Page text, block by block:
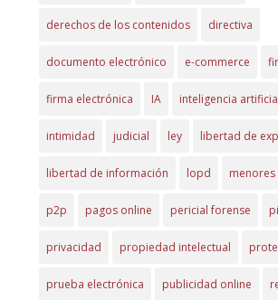
derechos de los contenidos directiva
documento electrónico e-commerce
firma electrónica IA inteligencia
intimidad judicial ley libertad de
libertad de información lopd menores
p2p pagos online pericial forense
privacidad propiedad intelectual
prueba electrónica publicidad online